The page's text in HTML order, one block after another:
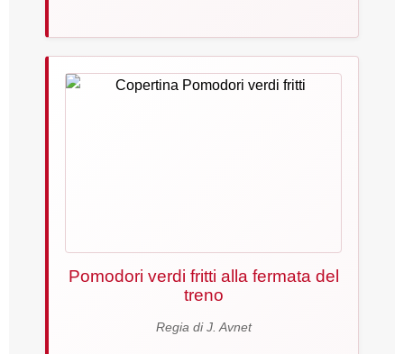
Pomodori verdi fritti alla fermata del
treno
Regia di J. Avnet